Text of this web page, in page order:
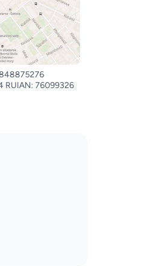
RUIAN: 76099326